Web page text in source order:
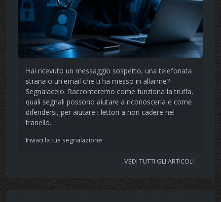
Hai ricevuto un messaggio sospetto, una telefonata
strana o un'email che ti ha messo in allarme?
Segnalacelo. Racconteremo come funziona la truffa,
quali segnali possono aiutare a riconoscerla e come
difendersi, per aiutare i lettori a non cadere nel
tranello.
Inviaci la tua segnalazione
VEDI TUTTI GLI ARTICOLI